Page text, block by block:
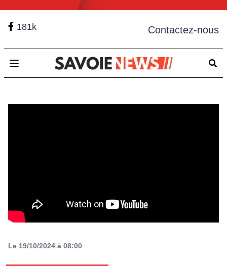
181k Contactez-nous
Open main menu
Le 19/10/2024 à 08:00